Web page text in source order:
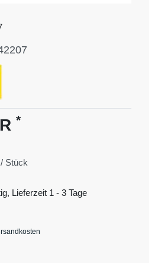
*
Stück
Lieferzeit 1 - 3 Tage